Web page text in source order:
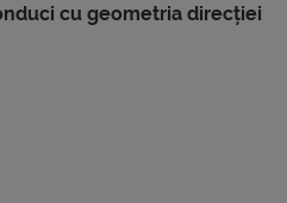
cu geometria direcției